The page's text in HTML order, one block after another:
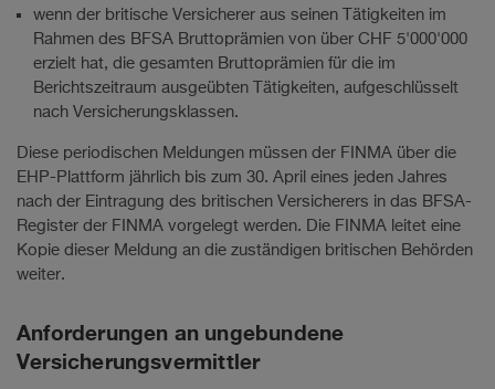
wenn der britische Versicherer aus seinen Tätigkeiten im
Rahmen des BFSA Bruttoprämien von über CHF 5'000'000
erzielt hat, die gesamten Bruttoprämien für die im
Berichtszeitraum ausgeübten Tätigkeiten, aufgeschlüsselt
nach Versicherungsklassen.
Diese periodischen Meldungen müssen der FINMA über die
EHP-Plattform jährlich bis zum 30. April eines jeden Jahres
nach der Eintragung des britischen Versicherers in das BFSA-
Register der FINMA vorgelegt werden. Die FINMA leitet eine
Kopie dieser Meldung an die zuständigen britischen Behörden
weiter.
Anforderungen an ungebundene
Versicherungsvermittler